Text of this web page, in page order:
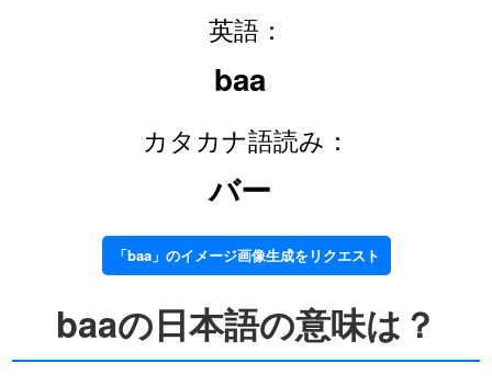
英語：
baa
カタカナ語読み：
バー
「baa」のイメージ画像生成をリクエスト
baaの日本語の意味は？